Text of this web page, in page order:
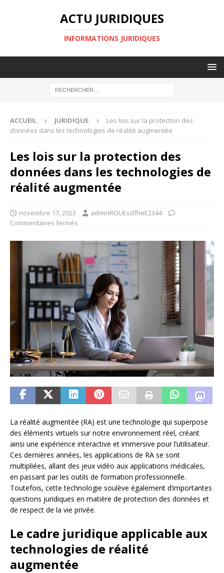
ACTU JURIDIQUES
INFORMATIONS JURIDIQUES
ACCUEIL JURIDIQUE
Les lois sur la protection des
données dans les technologies de réalité augmentée
Les lois sur la protection des
données dans les technologies de
réalité augmentée
novembre 17, 2023
adminROUEsdfheE2344
Commentaires fermés
La réalité augmentée (RA) est une technologie qui superpose
des éléments virtuels sur notre environnement réel, créant
ainsi une expérience interactive et immersive pour l’utilisateur.
Ces dernières années, les applications de RA se sont
multipliées, allant des jeux vidéo aux applications médicales,
en passant par les outils de formation professionnelle.
Toutefois, cette technologie soulève également d’importantes
questions juridiques en matière de protection des données et
de respect de la vie privée.
Le cadre juridique applicable aux
technologies de réalité
augmentée